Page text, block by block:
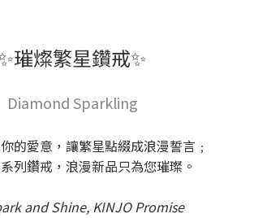
璀燦繁星鑽戒✨
Diamond Sparkling
的愛意，讓繁星點綴成浪漫誓言﹔
列鑽戒，浪漫新品只為您璀璨。
and Shine, KINJO Promise